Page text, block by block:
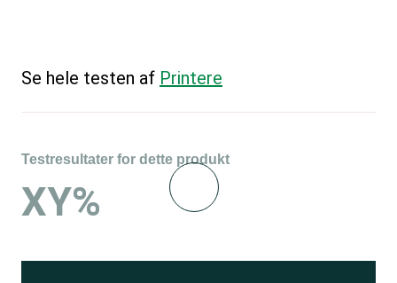
Se hele testen af Printere
Testresultater for dette produkt
XY%